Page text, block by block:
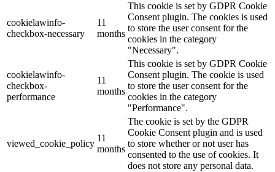
cookielawinfo-
checkbox-necessary
11
months
This cookie is set by GDPR Cookie
Consent plugin. The cookies is used
to store the user consent for the
cookies in the category
"Necessary".
cookielawinfo-
checkbox-
performance
11
months
This cookie is set by GDPR Cookie
Consent plugin. The cookie is used
to store the user consent for the
cookies in the category
"Performance".
viewed_cookie_policy
11
months
The cookie is set by the GDPR
Cookie Consent plugin and is used
to store whether or not user has
consented to the use of cookies. It
does not store any personal data.